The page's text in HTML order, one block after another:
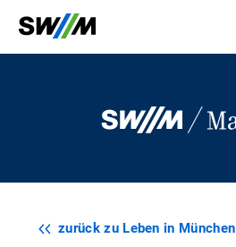
Ihr Suchbegriff
zurück zu Leben in München